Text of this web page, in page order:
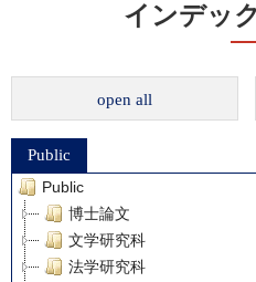
インデッ
open all
Public
Public
博士論文
文学研究科
法学研究科